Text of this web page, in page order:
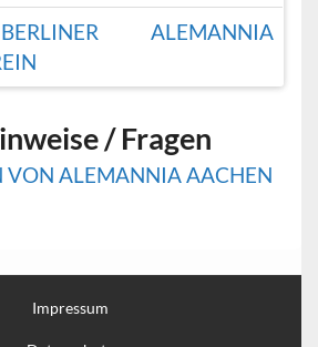
ALEMANNIA
/ Fragen
VON ALEMANNIA AACHEN
Impressum